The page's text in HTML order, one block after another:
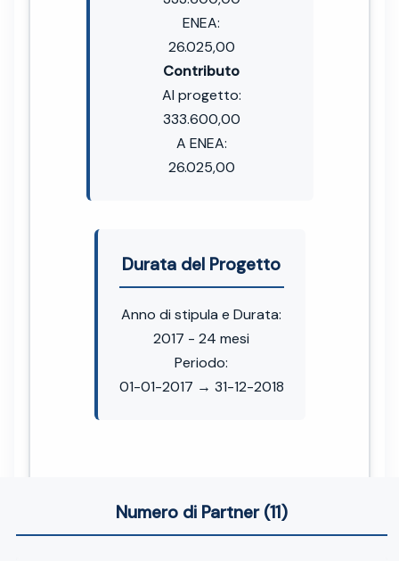
ENEA:
26.025,00
Contributo
Al progetto:
333.600,00
A ENEA:
26.025,00
Durata del Progetto
Anno di stipula e Durata:
2017 - 24 mesi
Periodo:
01-01-2017 → 31-12-2018
Numero di Partner (11)